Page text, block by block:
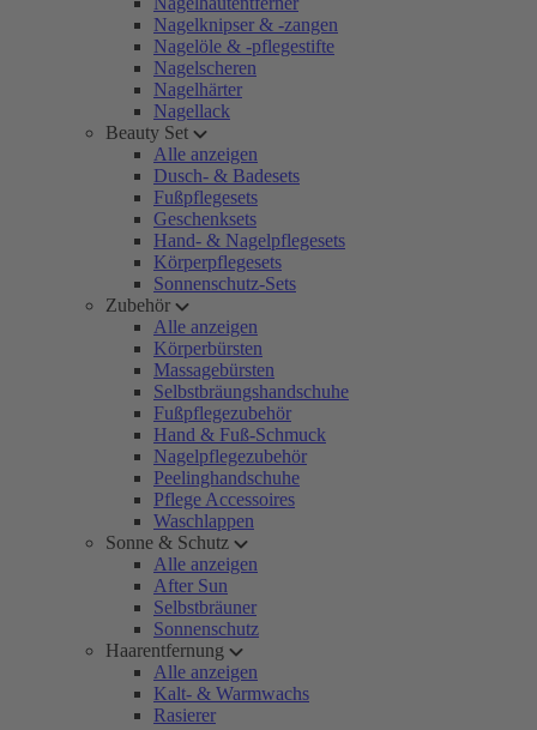
Nagelknipser & -zangen
Nagelöle & -pflegestifte
Nagelscheren
Nagelhärter
Nagellack
Beauty Set
Alle anzeigen
Dusch- & Badesets
Fußpflegesets
Geschenksets
Hand- & Nagelpflegesets
Körperpflegesets
Sonnenschutz-Sets
Zubehör
Alle anzeigen
Körperbürsten
Massagebürsten
Selbstbräungshandschuhe
Fußpflegezubehör
Hand & Fuß-Schmuck
Nagelpflegezubehör
Peelinghandschuhe
Pflege Accessoires
Waschlappen
Sonne & Schutz
Alle anzeigen
After Sun
Selbstbräuner
Sonnenschutz
Haarentfernung
Alle anzeigen
Kalt- & Warmwachs
Rasierer